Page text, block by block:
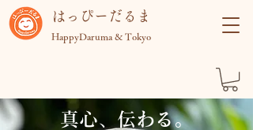
HappyDaruma & Tokyo
​はっぴーだるま
真心、伝わる。